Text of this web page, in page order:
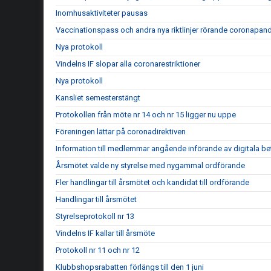
Inomhusaktiviteter pausas
Vaccinationspass och andra nya riktlinjer rörande
Nya protokoll
Vindelns IF slopar alla coronarestriktioner
Nya protokoll
Kansliet semesterstängt
Protokollen från möte nr 14 och nr 15 ligger nu uppe
Föreningen lättar på coronadirektiven
Information till medlemmar angående införande av digitala
Årsmötet valde ny styrelse med nygammal ordförande
Fler handlingar till årsmötet och kandidat till ordförande
Handlingar till årsmötet
Styrelseprotokoll nr 13
Vindelns IF kallar till årsmöte
Protokoll nr 11 och nr 12
Klubbshopsrabatten förlängs till den 1 juni